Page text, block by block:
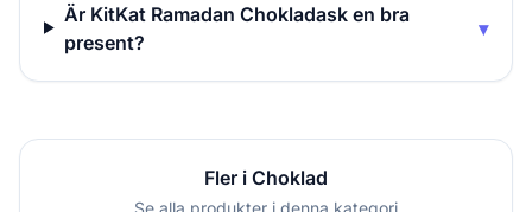
Är KitKat Ramadan Chokladask en bra
present?
▾
Fler i Choklad
Se alla produkter i denna kategori